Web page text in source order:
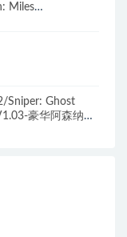
Miles
Sniper: Ghost
豪华阿森纳版